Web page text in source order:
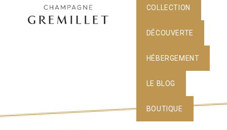
COLLECTION
DÉCOUVERTE
HÉBERGEMENT
LE BLOG
BOUTIQUE